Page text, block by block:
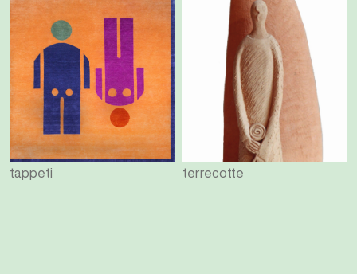
tappeti terrecotte